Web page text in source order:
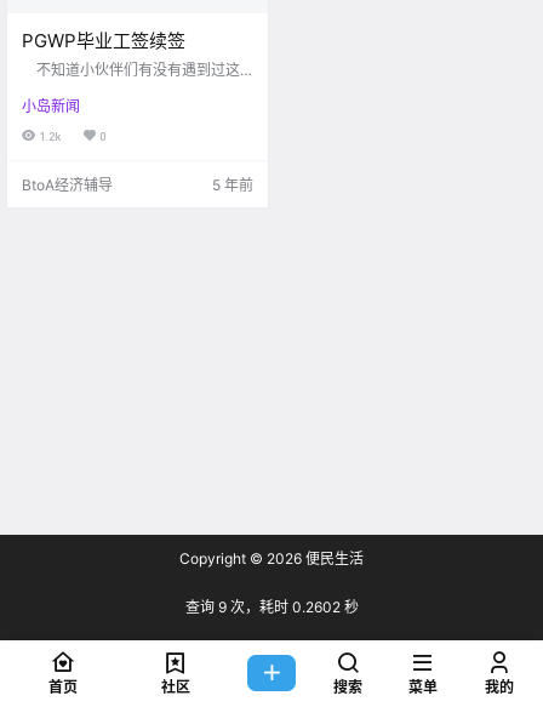
PGWP毕业工签续签
年后，好不容易等到毕业工签，却
发现有效期不足三年？定睛一看，
到.
小岛新闻
1.2k 0
BtoA经济辅导 5 年前
Copyright © 2026 便民生活
查询 9 次，耗时 0.2602 秒
首页 社区 搜索 菜单 我的